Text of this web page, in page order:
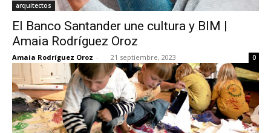
arquitectos
El Banco Santander une cultura y BIM |
Amaia Rodríguez Oroz
Amaia Rodríguez Oroz - 21 septiembre, 2023 0